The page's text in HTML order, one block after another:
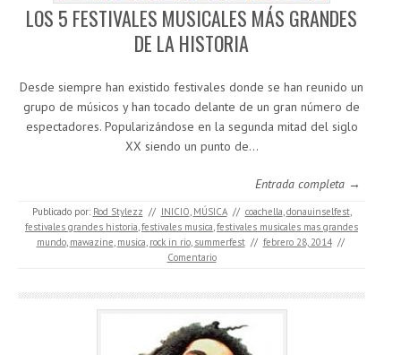
LOS 5 FESTIVALES MUSICALES MÁS GRANDES
DE LA HISTORIA
Desde siempre han existido festivales donde se han reunido un
grupo de músicos y han tocado delante de un gran número de
espectadores. Popularizándose en la segunda mitad del siglo
XX siendo un punto de…
Entrada completa →
Publicado por: Rod Stylezz // INICIO, MÚSICA // coachella,donauinselfest,
festivales grandes historia,festivales musica,festivales musicales mas grandes
mundo, mawazine, musica, rock in rio, summerfest // febrero 28, 2014 //
Comentario